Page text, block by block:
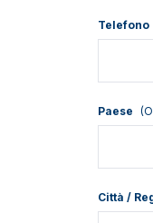
Telefono
Paese
Città /